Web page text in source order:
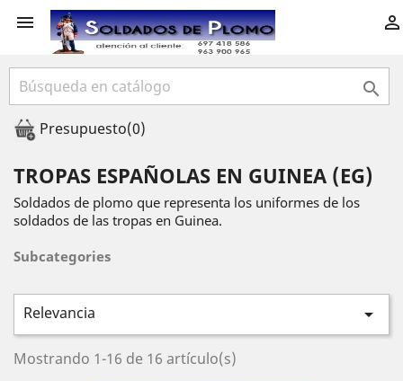
 

Presupuesto(0)
TROPAS ESPAÑOLAS EN GUINEA (EG)
Soldados de plomo que representa los uniformes de los
soldados de las tropas en Guinea.
Subcategories
Relevancia 
Mostrando 1-16 de 16 artículo(s)